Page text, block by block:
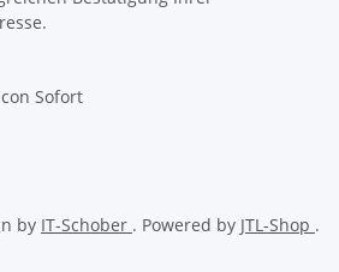
by IT-Schober . Powered by JTL-Shop .